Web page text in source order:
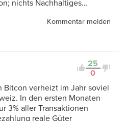
nichts Nachhaltiges…
Kommentar melden
25
0
verheizt im Jahr soviel
In den ersten Monaten
3% aller Transaktionen
reale Güter